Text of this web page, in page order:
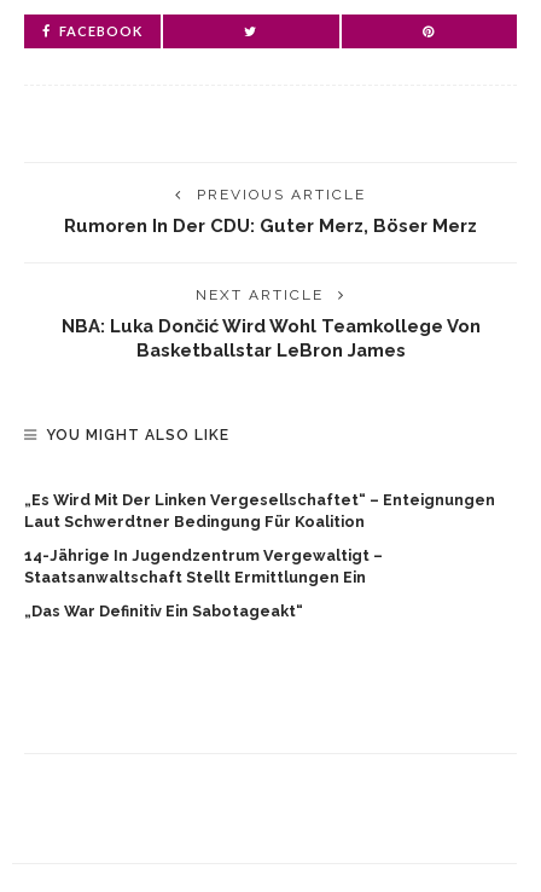
FACEBOOK
PREVIOUS ARTICLE
Rumoren In Der CDU: Guter Merz, Böser Merz
NEXT ARTICLE
NBA: Luka Dončić Wird Wohl Teamkollege Von
Basketballstar LeBron James
YOU MIGHT ALSO LIKE
„Es Wird Mit Der Linken Vergesellschaftet“ – Enteignungen
Laut Schwerdtner Bedingung Für Koalition
14-Jährige In Jugendzentrum Vergewaltigt –
Staatsanwaltschaft Stellt Ermittlungen Ein
„Das War Definitiv Ein Sabotageakt“